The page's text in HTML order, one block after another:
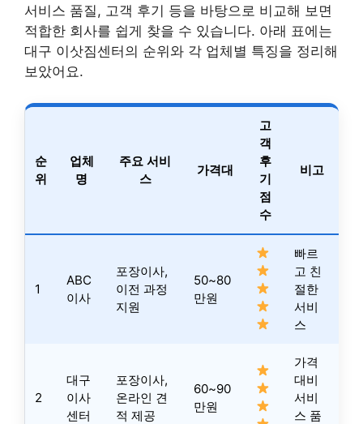
서비스 품질, 고객 후기 등을 바탕으로 비교해 보면
적합한 회사를 쉽게 찾을 수 있습니다. 아래 표에는
대구 이삿짐센터의 순위와 각 업체별 특징을 정리해
보았어요.
순
위
업체
명
주요 서비
스
가격대
고
객
후
기
점
수
비고
1
ABC
이사
포장이사,
이전 과정
지원
50~80
만원
빠르
고 친
절한
서비
스
2
대구
이사
센터
포장이사,
온라인 견
적 제공
60~90
만원
가격
대비
서비
스 품